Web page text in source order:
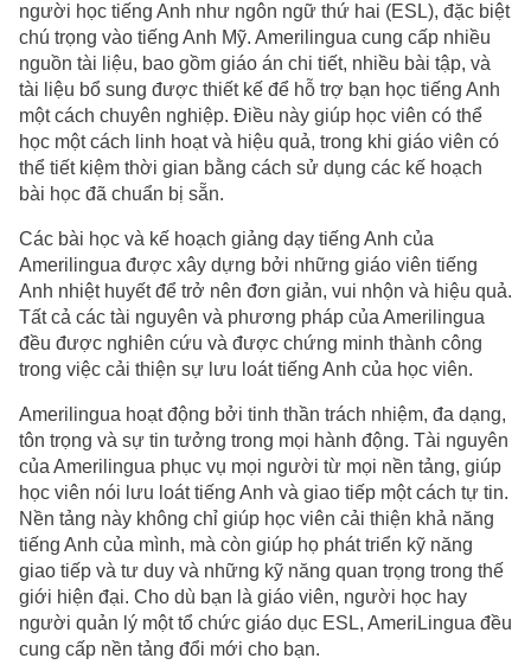
người học tiếng Anh như ngôn ngữ thứ hai (ESL), đặc biệt
chú trọng vào tiếng Anh Mỹ. Amerilingua cung cấp nhiều
nguồn tài liệu, bao gồm giáo án chi tiết, nhiều bài tập, và
tài liệu bổ sung được thiết kế để hỗ trợ bạn học tiếng Anh
một cách chuyên nghiệp. Điều này giúp học viên có thể
học một cách linh hoạt và hiệu quả, trong khi giáo viên có
thể tiết kiệm thời gian bằng cách sử dụng các kế hoạch
bài học đã chuẩn bị sẵn.
Các bài học và kế hoạch giảng dạy tiếng Anh của
Amerilingua được xây dựng bởi những giáo viên tiếng
Anh nhiệt huyết để trở nên đơn giản, vui nhộn và hiệu quả.
Tất cả các tài nguyên và phương pháp của Amerilingua
đều được nghiên cứu và được chứng minh thành công
trong việc cải thiện sự lưu loát tiếng Anh của học viên.
Amerilingua hoạt động bởi tinh thần trách nhiệm, đa dạng,
tôn trọng và sự tin tưởng trong mọi hành động. Tài nguyên
của Amerilingua phục vụ mọi người từ mọi nền tảng, giúp
học viên nói lưu loát tiếng Anh và giao tiếp một cách tự tin.
Nền tảng này không chỉ giúp học viên cải thiện khả năng
tiếng Anh của mình, mà còn giúp họ phát triển kỹ năng
giao tiếp và tư duy và những kỹ năng quan trọng trong thế
giới hiện đại. Cho dù bạn là giáo viên, người học hay
người quản lý một tổ chức giáo dục ESL, AmeriLingua đều
cung cấp nền tảng đổi mới cho bạn.